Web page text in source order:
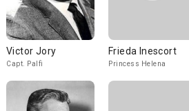
Victor Jory
Capt. Palfi
Frieda Inescort
Princess Helena